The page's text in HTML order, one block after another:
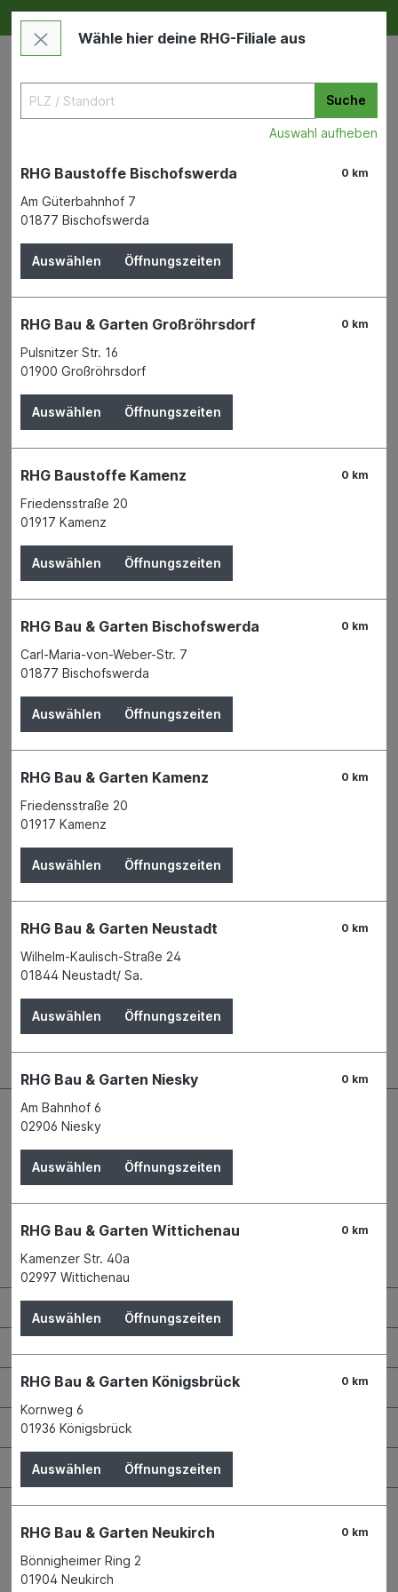
Deine RHG NEU ERLEBEN
Metallzäune und Maschendraht
Kleintiergeflecht vz 13x13mm
1x10m
Der Preis wird erst nach Wahl einer Filiale
angezeigt.
Zum Merkzettel hinzufügen
Verfügbar in 5 Filialen
Name
EUROBAUSTOFF Handelsgesellschaft
76185 Karlsruhe
E-Mail
info@eurobaustoff.de
Kontaktdaten und Öffnungszeiten
RHG Helfer
Maschinen & Werkzeuge
Bauen & Renovieren
Garten & Landschaftsbau
Wähle hier deine RHG-Filiale aus
Suche
Auswahl aufheben
0 km
RHG Baustoffe Bischofswerda
Am Güterbahnhof 7
01877 Bischofswerda
Auswählen Öffnungszeiten
0 km
RHG Bau & Garten Großröhrsdorf
Pulsnitzer Str. 16
01900 Großröhrsdorf
Auswählen Öffnungszeiten
0 km
RHG Baustoffe Kamenz
Friedensstraße 20
01917 Kamenz
Auswählen Öffnungszeiten
0 km
RHG Bau & Garten Bischofswerda
Carl-Maria-von-Weber-Str. 7
01877 Bischofswerda
Auswählen Öffnungszeiten
0 km
RHG Bau & Garten Kamenz
Friedensstraße 20
01917 Kamenz
Auswählen Öffnungszeiten
0 km
RHG Bau & Garten Neustadt
Wilhelm-Kaulisch-Straße 24
01844 Neustadt/ Sa.
Auswählen Öffnungszeiten
0 km
RHG Bau & Garten Niesky
Am Bahnhof 6
02906 Niesky
Auswählen Öffnungszeiten
0 km
RHG Bau & Garten Wittichenau
Kamenzer Str. 40a
02997 Wittichenau
Auswählen Öffnungszeiten
0 km
RHG Bau & Garten Königsbrück
Kornweg 6
01936 Königsbrück
Auswählen Öffnungszeiten
0 km
RHG Bau & Garten Neukirch
Bönnigheimer Ring 2
01904 Neukirch